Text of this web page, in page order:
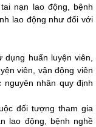
nạn lao động, bệnh
lao động như đối với
huấn luyện viên,
viên, vận động viên
nhân quy định
đối tượng tham gia
lao động, bệnh nghề